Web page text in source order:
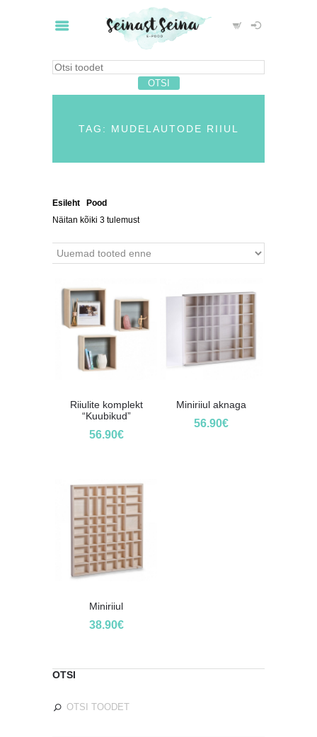
TAG: MUDELAUTODE RIIUL
Esileht Pood
Näitan kõiki 3 tulemust
Riiulite komplekt
“Kuubikud”
56.90€
Miniriiul aknaga
56.90€
Miniriiul
38.90€
OTSI